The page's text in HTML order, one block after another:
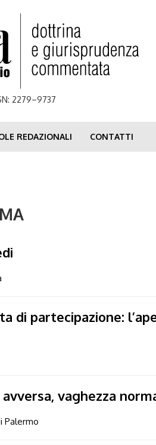
2279–9737
REDAZIONALI CONTATTI
di partecipazione:
vaghezza
Palermo